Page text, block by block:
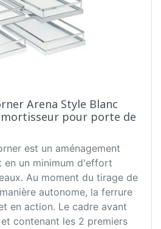
Arena Style Blanc
pour porte de
est un aménagement
en un minimum d'effort
Au moment du tirage de
autonome, la ferrure
en action. Le cadre avant
contenant les 2 premiers